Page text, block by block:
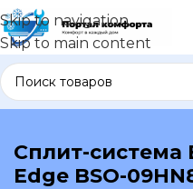
Skip to navigation
Skip to main content
В каталог
Сплит-система
Edge BSO-